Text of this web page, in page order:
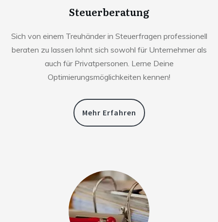
Steuerberatung
Sich von einem Treuhänder in Steuerfragen professionell
beraten zu lassen lohnt sich sowohl für Unternehmer als
auch für Privatpersonen. Lerne Deine
Optimierungsmöglichkeiten kennen!
Mehr Erfahren